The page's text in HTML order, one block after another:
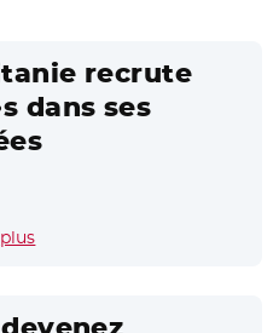
recrute
dans ses